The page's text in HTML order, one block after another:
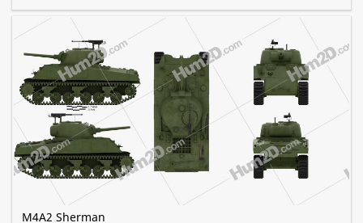
M4A2 Sherman